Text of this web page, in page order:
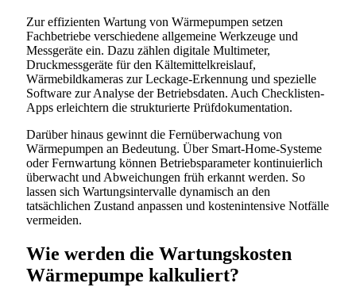
Zur effizienten Wartung von Wärmepumpen setzen
Fachbetriebe verschiedene allgemeine Werkzeuge und
Messgeräte ein. Dazu zählen digitale Multimeter,
Druckmessgeräte für den Kältemittelkreislauf,
Wärmebildkameras zur Leckage-Erkennung und spezielle
Software zur Analyse der Betriebsdaten. Auch Checklisten-
Apps erleichtern die strukturierte Prüfdokumentation.
Darüber hinaus gewinnt die Fernüberwachung von
Wärmepumpen an Bedeutung. Über Smart-Home-Systeme
oder Fernwartung können Betriebsparameter kontinuierlich
überwacht und Abweichungen früh erkannt werden. So
lassen sich Wartungsintervalle dynamisch an den
tatsächlichen Zustand anpassen und kostenintensive Notfälle
vermeiden.
Wie werden die Wartungskosten
Wärmepumpe kalkuliert?